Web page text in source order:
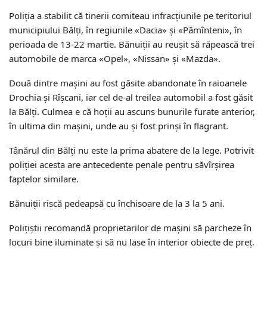
Poliția a stabilit că tinerii comiteau infracțiunile pe teritoriul
municipiului Bălţi, în regiunile «Dacia» şi «Pămînteni», în
perioada de 13-22 martie. Bănuiții au reușit să răpească trei
automobile de marca «Opel», «Nissan» şi «Mazda».
Două dintre mașini au fost găsite abandonate în raioanele
Drochia şi Rîșcani, iar cel de-al treilea automobil a fost găsit
la Bălţi. Culmea e că hoții au ascuns bunurile furate anterior,
în ultima din mașini, unde au și fost prinşi în flagrant.
Tânărul din Bălţi nu este la prima abatere de la lege. Potrivit
poliției acesta are antecedente penale pentru săvîrşirea
faptelor similare.
Bănuiții riscă pedeapsă cu închisoare de la 3 la 5 ani.
Poliţiştii recomandă proprietarilor de maşini să parcheze în
locuri bine iluminate şi să nu lase în interior obiecte de preț.